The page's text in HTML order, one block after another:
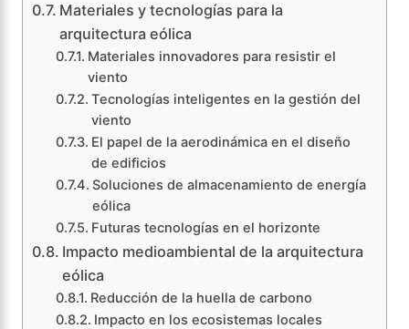
Materiales y tecnologías para la
arquitectura eólica
Materiales innovadores para resistir el
viento
Tecnologías inteligentes en la gestión del
viento
El papel de la aerodinámica en el diseño
de edificios
Soluciones de almacenamiento de energía
eólica
Futuras tecnologías en el horizonte
Impacto medioambiental de la arquitectura
eólica
Reducción de la huella de carbono
Impacto en los ecosistemas locales